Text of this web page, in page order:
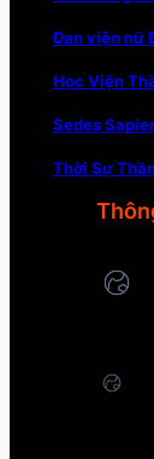
Đan viện nữ
Học Viện
Sedes
Thời Sự